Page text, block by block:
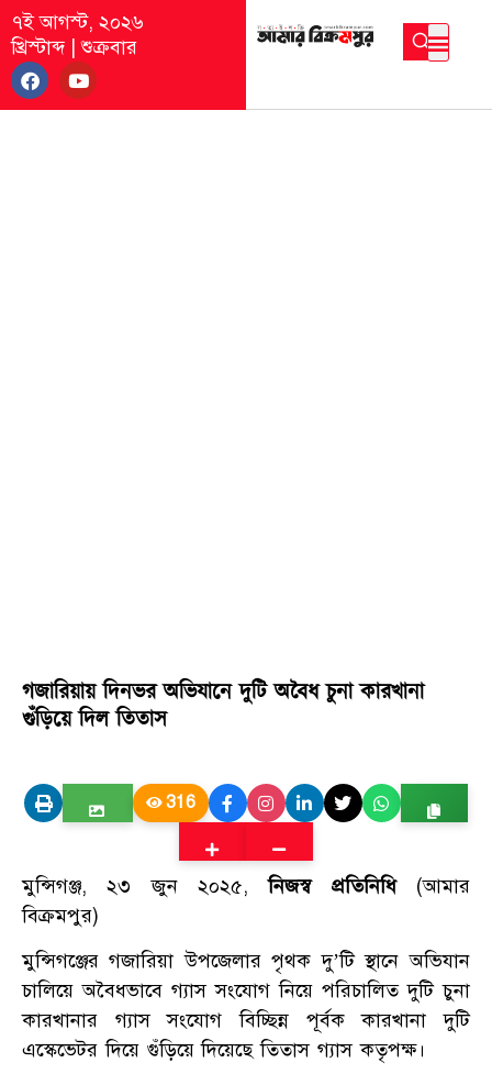
৭ই আগস্ট, ২০২৬
খ্রিস্টাব্দ|শুক্রবার
গজারিয়ায় দিনভর অভিযানে দুটি অবৈধ চুনা কারখানা
গুঁড়িয়ে দিল তিতাস
316
মুন্সিগঞ্জ, ২৩ জুন ২০২৫,নিজস্ব প্রতিনিধি(আমার
বিক্রমপুর)
মুন্সিগঞ্জের গজারিয়া উপজেলার পৃথক দু’টি স্থানে অভিযান
চালিয়ে অবৈধভাবে গ্যাস সংযোগ নিয়ে পরিচালিত দুটি চুনা
কারখানার গ্যাস সংযোগ বিচ্ছিন্ন পূর্বক কারখানা দুটি
এস্কেভেটর দিয়ে গুঁড়িয়ে দিয়েছে তিতাস গ্যাস কতৃপক্ষ।